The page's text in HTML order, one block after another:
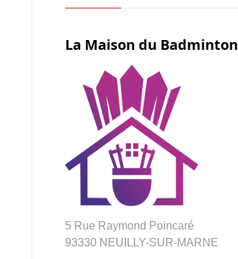
La Maison du Badminton
5 Rue Raymond Poincaré
93330 NEUILLY-SUR-MARNE